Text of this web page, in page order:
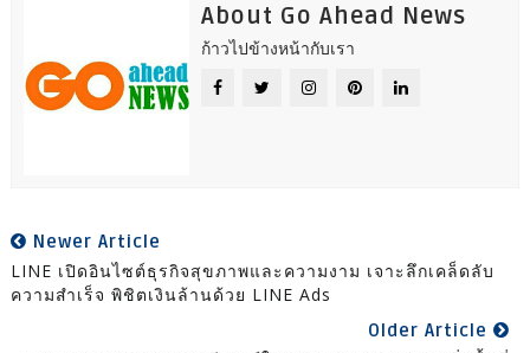
About Go Ahead News
ก้าวไปข้างหน้ากับเรา
Newer Article
LINE เปิดอินไซต์ธุรกิจสุขภาพและความงาม เจาะลึกเคล็ดลับ
ความสำเร็จ พิชิตเงินล้านด้วย LINE Ads
Older Article